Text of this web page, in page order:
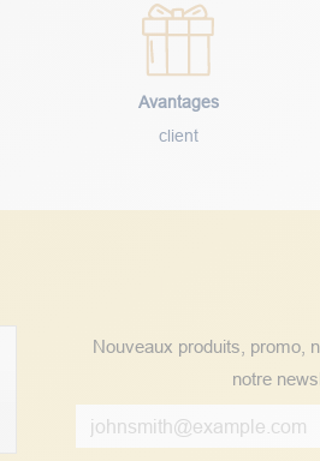
Avantages
client
Nouveaux produits,
notre